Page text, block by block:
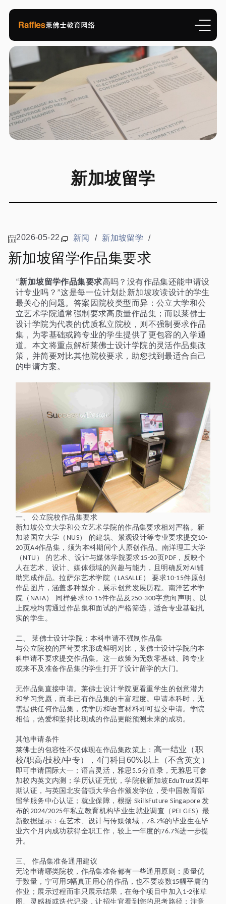
新加坡留学
2026-05-22 新闻 / 新加坡留学 /
新加坡留学作品集要求
“新加坡留学作品集要求高吗？没有作品集还能申请设
计专业吗？ ”这是每一位计划赴新加坡攻读设计的学生
最关心的问题。答案因院校类型而异：公立大学和公
立艺术学院通常强制要求高质量作品集；而以莱佛士
设计学院为代表的优质私立院校，则不强制要求作品
集，为零基础或跨专业的学生提供了更包容的入学通
道。本文将重点解析莱佛士设计学院的灵活作品集政
策，并简要对比其他院校要求，助您找到最适合自己
的申请方案。
一、 公立院校作品集要求
新加坡公立大学和公立艺术学院的作品集要求相对严格。新
加坡国立大学（ NUS） 的建筑、景观设计等专业要求提交10-
20页A4作品集，须为本科期间个人原创作品。南洋理工大学
（ NTU ） 的艺术、设计与媒体学院要求15-20页PDF ，反映个
人在艺术、设计、媒体领域的兴趣与能力，且明确反对AI辅
助完成作品。拉萨尔艺术学院（ LASALLE ） 要求10-15件原创
作品图片，涵盖多种媒介，展示创意发展历程。南洋艺术学
院（ NAFA） 同样要求10-15件作品及 250-300字意向声明。以
上院校均需通过作品集和面试的严格筛选，适合专业基础扎
实的学生。
二、
莱佛士设计学院：本科申请不强制作品集
与公立院校的严苛要求形成鲜明对比，莱佛士设计学院的本
科申请不要求提交作品集。这一政策为无数零基础、跨专业
或来不及准备作品集的学生打开了设计留学的大门。
无作品集直接申请。莱佛士设计学院更看重学生的创意潜力
和学习意愿，而非已有作品集的丰富程度。申请本科时，无
需提供任何作品集，凭学历和语言材料即可提交申请。学院
相信，热爱和坚持比现成的作品更能预测未来的成功。
其他申请条件
莱佛士的包容性不仅体现在作品集政策上： 高一结业（职
校/职高/技校/中专），4门科目60%以上（不含英文）
即可申请国际大一；语言灵活，雅思 5.5分直录，无雅思可参
加校内英文内测；学历认证无忧，学院获新加坡 EduTrust四年
期认证，与英国北安普顿大学合作颁发学位，受中国教育部
留学服务中心认证；就业保障，根据 SkillsFuture Singapore发
布的2024/2025年私立教育机构毕业生就业调查（ PEI GES ）最
新数据显示：在艺术、设计与传媒领域，78.2%的毕业生在毕
业六个月内成功获得全职工作，较上一年度的76.7%进一步提
升。
三、
作品集准备通用建议
无论申请哪类院校，作品集准备都有一些通用原则：质量优
于数量，宁可用 5幅真正用心的作品，也不要凑数15幅平庸的
作业；展示过程而非只展示结果，在每个项目中加入 1-2张草
图、灵感板或迭代记录，让招生官看到您的思考路径；注意